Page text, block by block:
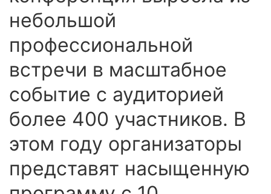
небольшой
профессиональной
встречи в масштабное
событие с аудиторией
более 400 участников. В
этом году организаторы
представят насыщенную